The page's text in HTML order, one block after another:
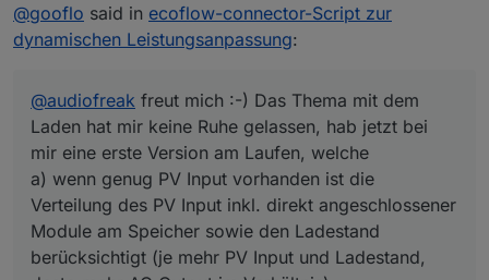
a) wenn genug PV Input vorhanden ist die Verteilung
des PV Input inkl. direkt angeschlossener Module am
Speicher sowie den Ladestand berücksichtigt (je mehr
Verhältnis)
b) wenn Strom von der Batterie benötigt wird, wird
auch PV Input aber dann die Restkapazität zur
Verteilung verwendet (je mehr PV Input und
Restkapazität, desto mehr AC Output))
muss an ein paar Stellen im Code Anpassungen
machen)
Offline
@gooflo said in ecoflow-connector-Script zur
dynamischen Leistungsanpassung:
@audiofreak freut mich :-) Das Thema mit dem
Laden hat mir keine Ruhe gelassen, hab jetzt bei
mir eine erste Version am Laufen, welche
a) wenn genug PV Input vorhanden ist die
Verteilung des PV Input inkl. direkt angeschlossener
Module am Speicher sowie den Ladestand
berücksichtigt (je mehr PV Input und Ladestand,